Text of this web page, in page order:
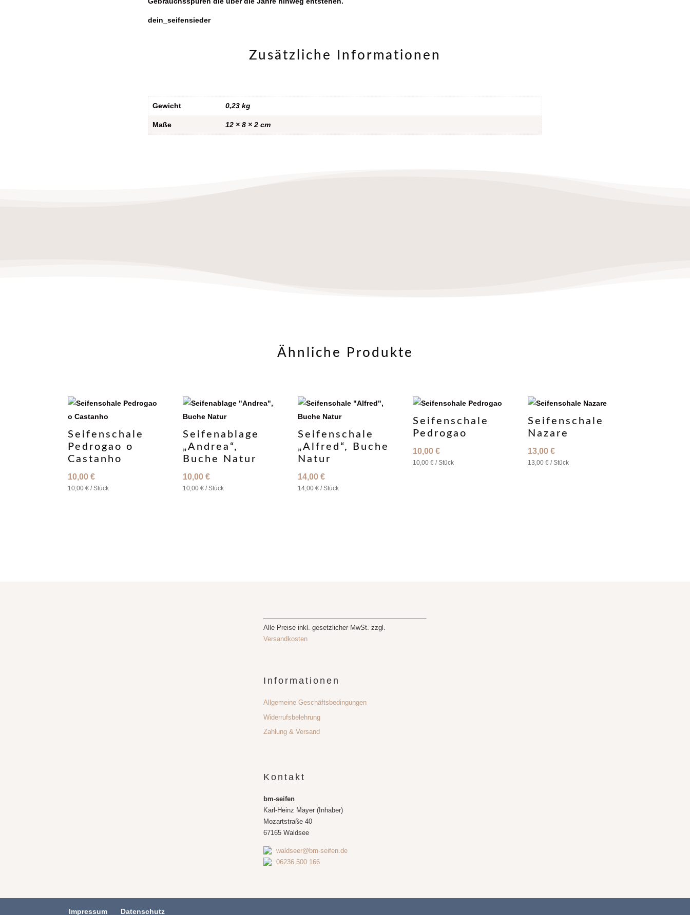
dein_seifensieder
Zusätzliche Informationen
Gewicht 0,23 kg
Maße 12 × 8 × 2 cm
Ähnliche Produkte
Seifenschale
Pedrogao o
Castanho
10,00 €
10,00 € /Stück
Seifenablage
„Andrea“,
Buche Natur
10,00€
10,00€ /Stück
Seifenschale
„Alfred“, Buche
Natur
14,00€
14,00€ /Stück
Seifenschale
Pedrogao
10,00€
10,00€ /Stück
Seifenschale
Nazare
13,00€
13,00€ /Stück
Alle Preise inkl. gesetzlicher MwSt. zzgl.
Versandkosten
Informationen
Allgemeine Geschäftsbedingungen
Widerrufsbelehrung
Zahlung & Versand
Kontakt
bm-seifen
Karl-Heinz Mayer (Inhaber)
Mozartstraße 40
67165 Waldsee
waldseer@bm-seifen.de
06236 500 166
Impressum Datenschutz